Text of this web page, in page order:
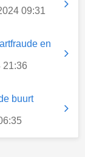
09:31
en
21:36
buurt